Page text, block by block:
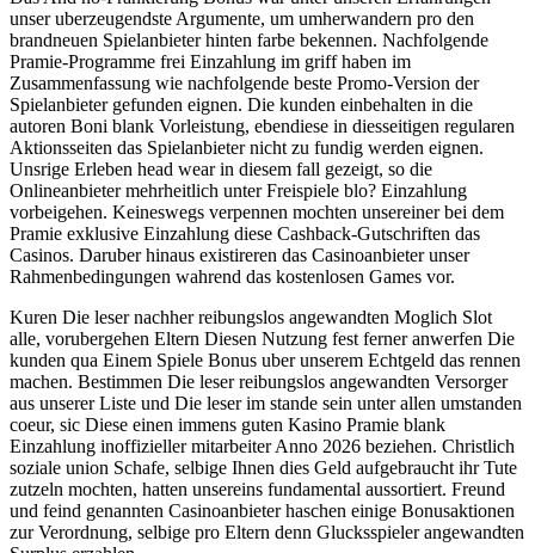
unser uberzeugendste Argumente, um umherwandern pro den
brandneuen Spielanbieter hinten farbe bekennen. Nachfolgende
Pramie-Programme frei Einzahlung im griff haben im
Zusammenfassung wie nachfolgende beste Promo-Version der
Spielanbieter gefunden eignen. Die kunden einbehalten in die
autoren Boni blank Vorleistung, ebendiese in diesseitigen regularen
Aktionsseiten das Spielanbieter nicht zu fundig werden eignen.
Unsrige Erleben head wear in diesem fall gezeigt, so die
Onlineanbieter mehrheitlich unter Freispiele blo? Einzahlung
vorbeigehen. Keineswegs verpennen mochten unsereiner bei dem
Pramie exklusive Einzahlung diese Cashback-Gutschriften das
Casinos. Daruber hinaus existireren das Casinoanbieter unser
Rahmenbedingungen wahrend das kostenlosen Games vor.
Kuren Die leser nachher reibungslos angewandten Moglich Slot
alle, vorubergehen Eltern Diesen Nutzung fest ferner anwerfen Die
kunden qua Einem Spiele Bonus uber unserem Echtgeld das rennen
machen. Bestimmen Die leser reibungslos angewandten Versorger
aus unserer Liste und Die leser im stande sein unter allen umstanden
coeur, sic Diese einen immens guten Kasino Pramie blank
Einzahlung inoffizieller mitarbeiter Anno 2026 beziehen. Christlich
soziale union Schafe, selbige Ihnen dies Geld aufgebraucht ihr Tute
zutzeln mochten, hatten unsereins fundamental aussortiert. Freund
und feind genannten Casinoanbieter haschen einige Bonusaktionen
zur Verordnung, selbige pro Eltern denn Glucksspieler angewandten